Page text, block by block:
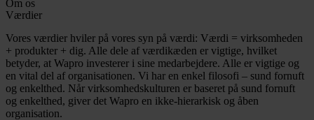
Om os
Værdier
Vores værdier hviler på vores syn på værdi: Værdi = virksomheden
+ produkter + dig. Alle dele af værdikæden er vigtige, hvilket
betyder, at Wapro investerer i sine medarbejdere. Alle er vigtige og
en vital del af organisationen. Vi har en enkel filosofi – sund fornuft
og enkelthed. Når virksomhedskulturen er baseret på sund fornuft
og enkelthed, giver det Wapro en ikke-hierarkisk og åben
organisation.